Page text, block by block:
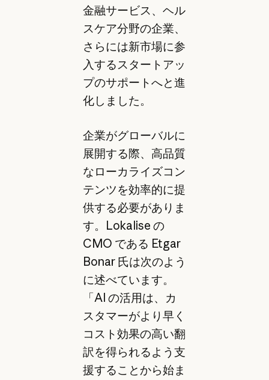
金融サービス、ヘル
スケア分野の企業、
さらには新市場に参
入するスタートアッ
プのサポートへと進
化しました。
企業がグローバルに
展開する際、高品質
なローカライズコン
テンツを効率的に提
供する必要がありま
す。Lokalise の
CMO である Etgar
Bonar 氏は次のよう
に述べています。
「AI の活用は、カ
スタマーがより早く
コスト効果の高い翻
訳を得られるよう支
援することから始ま